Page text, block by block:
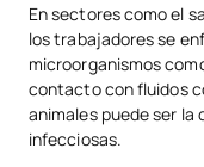
En sectores como el
los trabajadores se
microorganismos
contacto con fluidos
animales puede ser la
infecciosas.